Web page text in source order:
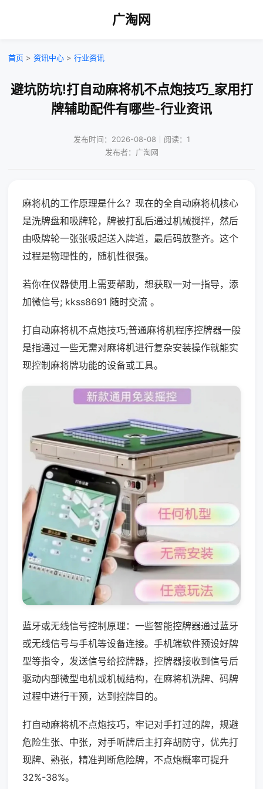
广淘网
首页 > 资讯中心 > 行业资讯
避坑防坑!打自动麻将机不点炮技巧_家用打
牌辅助配件有哪些-行业资讯
发布时间：2026-08-08｜阅读：1
发布者：广淘网
麻将机的工作原理是什么？现在的全自动麻将机核心
是洗牌盘和吸牌轮，牌被打乱后通过机械搅拌，然后
由吸牌轮一张张吸起送入牌道，最后码放整齐。这个
过程是物理性的，随机性很强。
若你在仪器使用上需要帮助，想获取一对一指导，添
加微信号; kkss8691 随时交流 。
打自动麻将机不点炮技巧;普通麻将机程序控牌器一般
是指通过一些无需对麻将机进行复杂安装操作就能实
现控制麻将牌功能的设备或工具。
蓝牙或无线信号控制原理：一些智能控牌器通过蓝牙
或无线信号与手机等设备连接。手机端软件预设好牌
型等指令，发送信号给控牌器，控牌器接收到信号后
驱动内部微型电机或机械结构，在麻将机洗牌、码牌
过程中进行干预，达到控牌目的。
打自动麻将机不点炮技巧，牢记对手打过的牌，规避
危险生张、中张，对手听牌后主打弃胡防守，优先打
现牌、熟张，精准判断危险牌，不点炮概率可提升
32%-38%。